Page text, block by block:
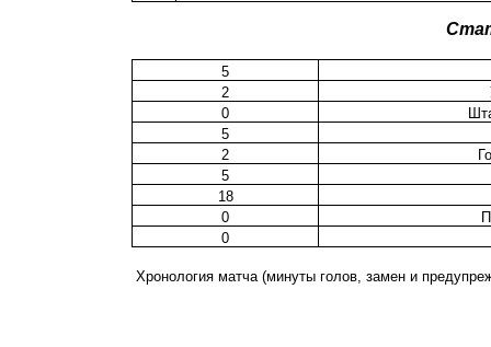
5
2
0
5
2
5
18
0
0
Хронология матча (минуты голов, замен и